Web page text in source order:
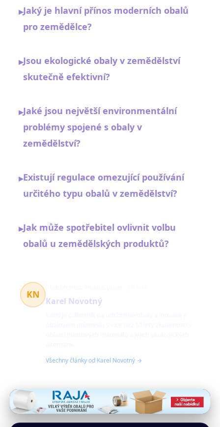
▸Jaký je hlavní přínos moderních obalů
pro zemědělce?
▸Jsou ekologické obaly v zemědělství
skutečně efektivní?
▸Jaké jsou největší environmentální
problémy spojené s obaly v
zemědělství?
▸Existují regulace omezující používání
určitého typu obalů v zemědělství?
▸Jak může spotřebitel ovlivnit volbu
obalů u zemědělských produktů?
KN
Karel Novotný
Všechny články od Karel Novotný →